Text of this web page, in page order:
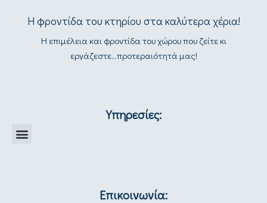
Η φροντίδα του κτηρίου στα καλύτερα χέρια!
Η επιμέλεια και φροντίδα του χώρου που ζείτε κι
εργάζεστε...προτεραιότητά μας!
Υπηρεσίες:
Επικοινωνία: